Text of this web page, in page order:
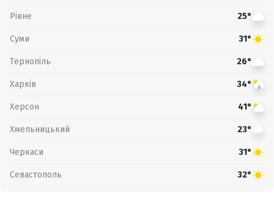
Рівне 25°
Суми 31°
Тернопіль 26°
Харків 34°
Херсон 41°
Хмельницький 23°
Черкаси 31°
Севастополь 32°